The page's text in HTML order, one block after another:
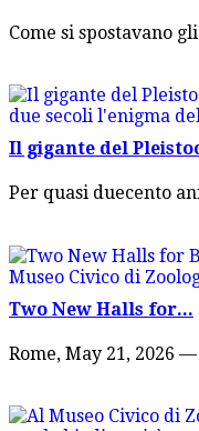
Come si spostavano
Il gigante del
Per quasi duecento
Two New Halls for...
Rome, May 21, 2026